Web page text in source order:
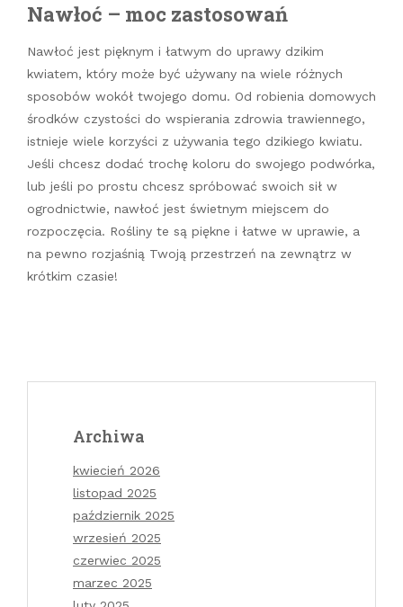
Nawłoć – moc zastosowań
Nawłoć jest pięknym i łatwym do uprawy dzikim
kwiatem, który może być używany na wiele różnych
sposobów wokół twojego domu. Od robienia domowych
środków czystości do wspierania zdrowia trawiennego,
istnieje wiele korzyści z używania tego dzikiego kwiatu.
Jeśli chcesz dodać trochę koloru do swojego podwórka,
lub jeśli po prostu chcesz spróbować swoich sił w
ogrodnictwie, nawłoć jest świetnym miejscem do
rozpoczęcia. Rośliny te są piękne i łatwe w uprawie, a
na pewno rozjaśnią Twoją przestrzeń na zewnątrz w
krótkim czasie!
Archiwa
kwiecień 2026
listopad 2025
październik 2025
wrzesień 2025
czerwiec 2025
marzec 2025